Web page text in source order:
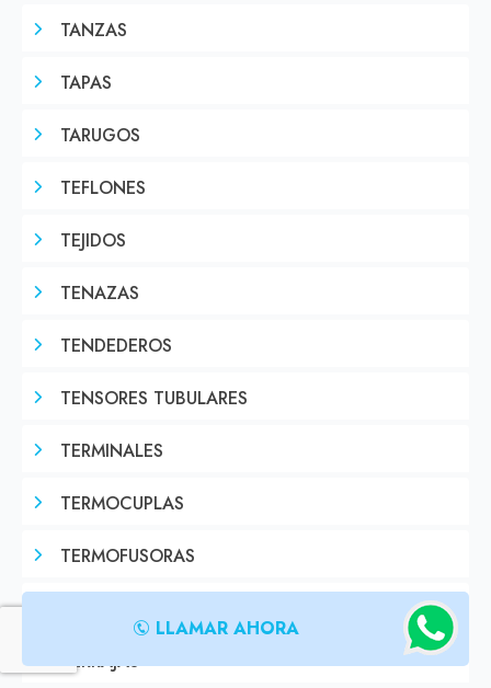
TANZAS
TAPAS
TARUGOS
TEFLONES
TEJIDOS
TENAZAS
TENDEDEROS
TENSORES TUBULARES
TERMINALES
TERMOCUPLAS
TERMOFUSORAS
TERRAJAS
LLAMAR AHORA